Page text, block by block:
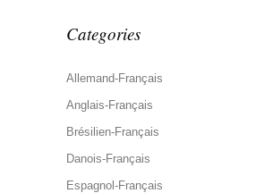
Categories
Allemand-Français
Anglais-Français
Brésilien-Français
Danois-Français
Espagnol-Français